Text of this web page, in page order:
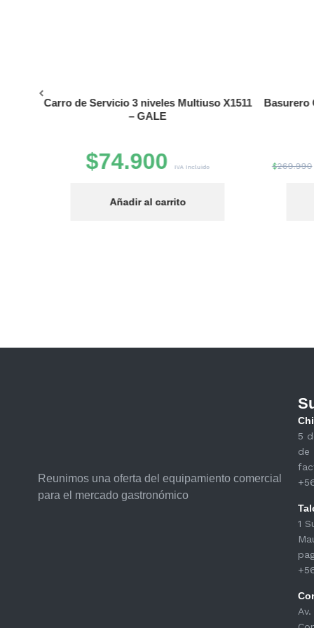
Carro de Servicio 3 niveles Multiuso X1511
– GALE
$74.900 IVA Incluido
Añadir al carrito
Basurero
$269.990
Reunimos una oferta del equipamiento comercial
para el mercado gastronómico
5
de
1